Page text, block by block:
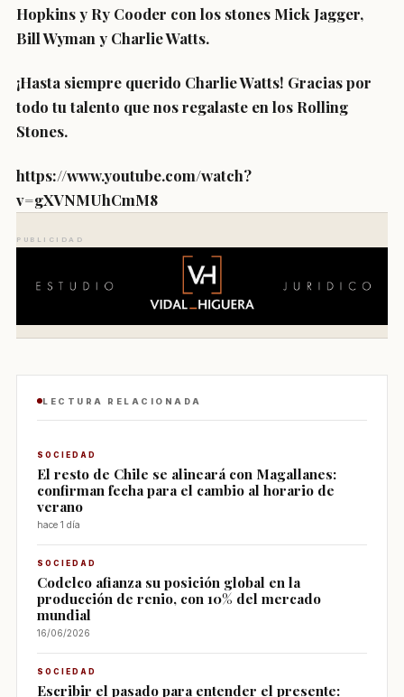
Hopkins y Ry Cooder con los stones Mick Jagger,
Bill Wyman y Charlie Watts.
¡Hasta siempre querido Charlie Watts! Gracias por
todo tu talento que nos regalaste en los Rolling
Stones.
https://www.youtube.com/watch?
v=gXVNMUhCmM8
PUBLICIDAD
LECTURA RELACIONADA
SOCIEDAD
El resto de Chile se alineará con Magallanes:
confirman fecha para el cambio al horario de
verano
hace 1 día
SOCIEDAD
Codelco afianza su posición global en la
producción de renio, con 10% del mercado
mundial
16/06/2026
SOCIEDAD
Escribir el pasado para entender el presente: